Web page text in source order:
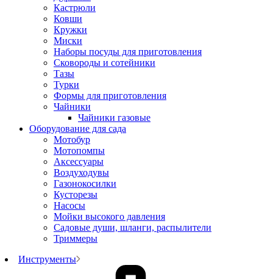
Кастрюли
Ковши
Кружки
Миски
Наборы посуды для приготовления
Сковороды и сотейники
Тазы
Турки
Формы для приготовления
Чайники
Чайники газовые
Оборудование для сада
Мотобур
Мотопомпы
Аксессуары
Воздуходувы
Газонокосилки
Кусторезы
Насосы
Мойки высокого давления
Садовые души, шланги, распылители
Триммеры
Инструменты